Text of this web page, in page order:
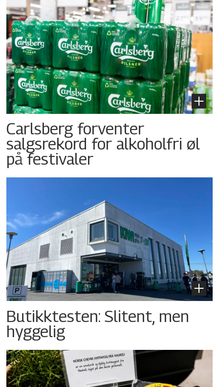
Carlsberg forventer
salgsrekord for alkoholfri øl
på festivaler
Butikktesten: Slitent, men
hyggelig